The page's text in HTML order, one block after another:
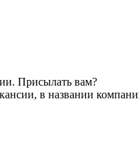
Присылать вам?
в названии